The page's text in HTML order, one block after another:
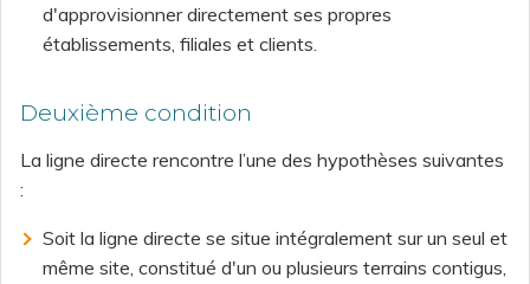
d'approvisionner directement ses propres
établissements, filiales et clients.
Deuxième condition
La ligne directe rencontre l’une des hypothèses suivantes
:
Soit la ligne directe se situe intégralement sur un seul et
même site, constitué d'un ou plusieurs terrains contigus,